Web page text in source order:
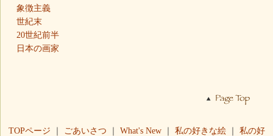
象徴主義
世紀末
20世紀前半
日本の画家
TOPページ ｜ ごあいさつ ｜ What's New ｜ 私の好きな絵 ｜ 私の好